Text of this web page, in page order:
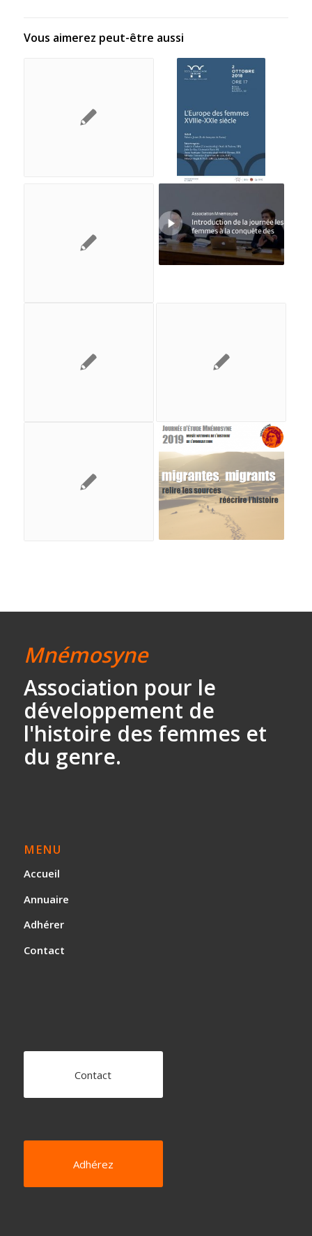
Vous aimerez peut-être aussi
Mnémosyne
Association pour le
développement de
l'histoire des femmes et
du genre.
MENU
Accueil
Annuaire
Adhérer
Contact
Contact
Adhérez